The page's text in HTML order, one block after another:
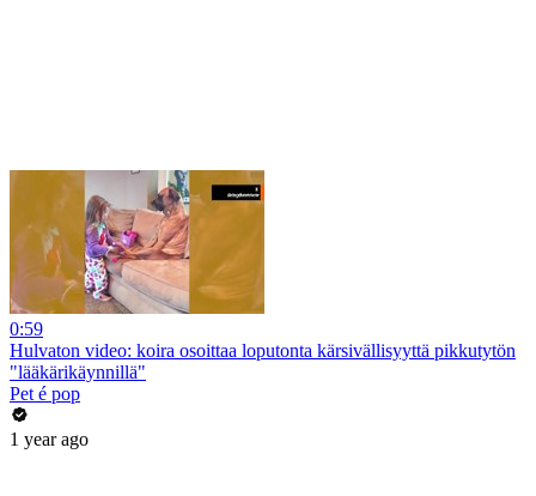
0:59
Hulvaton video: koira osoittaa loputonta kärsivällisyyttä pikkutytön
"lääkärikäynnillä"
Pet é pop
1 year ago